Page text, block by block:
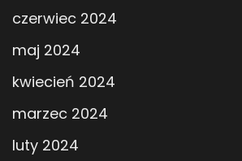
czerwiec 2024
maj 2024
kwiecień 2024
marzec 2024
luty 2024